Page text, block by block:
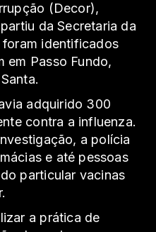
(Decor),
da Secretaria da
foram identificados
em Passo Fundo,
adquirido 300
contra a influenza.
a polícia
e até pessoas
particular vacinas
a prática de